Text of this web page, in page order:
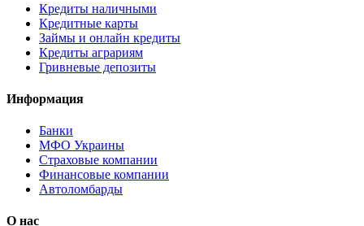
Кредиты наличными
Кредитные карты
Займы и онлайн кредиты
Кредиты аграриям
Гривневые депозиты
Информация
Банки
МФО Украины
Страховые компании
Финансовые компании
Автоломбарды
О нас